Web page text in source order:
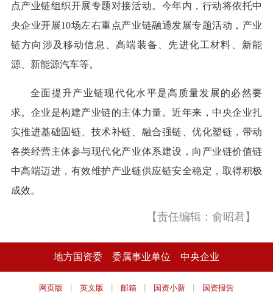
点产业链组织开展专题对接活动。今年内，行动将依托中
央企业开展10场左右重点产业链融通发展专题活动，产业
链方向涉及移动信息、高端装备、先进化工材料、新能
源、新能源汽车等。
全面提升产业链现代化水平是高质量发展的必然要
求。企业是构建产业链的主体力量。近年来，中央企业扎
实推进基础固链、技术补链、融合强链、优化塑链，带动
各类经营主体参与现代化产业体系建设，向产业链价值链
中高端迈进，有效维护产业链供应链安全稳定，取得积极
成效。
【责任编辑：俞昭君】
地方国资委 委属事业单位 中央企业
网页版 | 英文版 | 邮箱 | 国资小新 | 国资报告